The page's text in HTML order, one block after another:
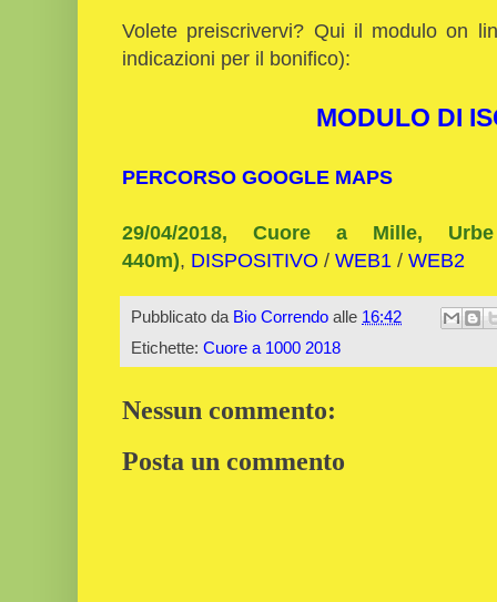
Volete preiscrivervi? Qui il modulo on
indicazioni per il bonifico):
MODULO DI
PERCORSO GOOGLE MAPS
29/04/2018, Cuore a Mille,
440m), DISPOSITIVO / WEB1 / WEB2
Pubblicato da Bio Correndo alle 16:42
Etichette: Cuore a 1000 2018
Nessun commento:
Posta un commento